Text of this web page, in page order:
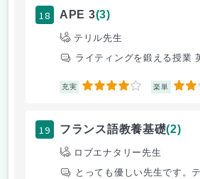
18 APE 3(3)
テリル先生
ライティングを鍛える授業
充実 4 楽単 2
19 フランス語教養基礎(2)
ロブエナタリー先生
とっても優しい先生です。